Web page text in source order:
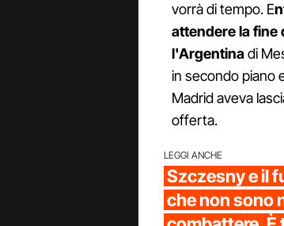
vorrà di tempo. E
attendere la fine
l'Argentinadi
in secondo piano
Madrid aveva
offerta.
LEGGI ANCHE
Szczesny e il
che non sono